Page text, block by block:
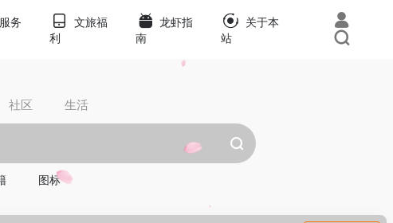
务
文旅福
利
龙虾指
南
关于本
站
社区 生活
图标